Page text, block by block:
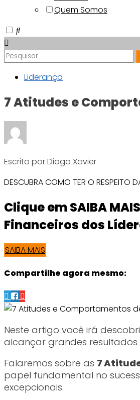
Quem Somos
Liderança
7 Atitudes e
Escrito por Diogo Xavier
DESCUBRA COMO TER O RESPEITO
Clique em SAIBA
Financeiros dos
SAIBA MAIS
Compartilhe agora mesmo:
Neste artigo você irá
alcançar grandes resultados
Falaremos sobre as 7
papel fundamental no
excepcionais.